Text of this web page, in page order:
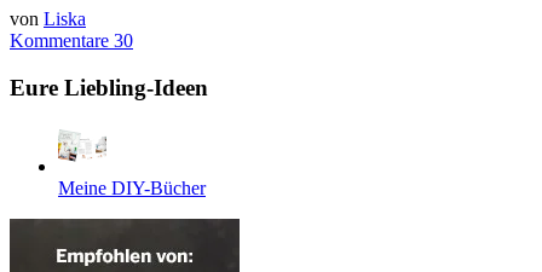
von Liska
Kommentare 30
Eure Liebling-Ideen
Meine DIY-Bücher